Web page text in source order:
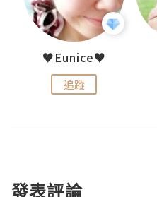
♥Eunice♥
追蹤
發表評論